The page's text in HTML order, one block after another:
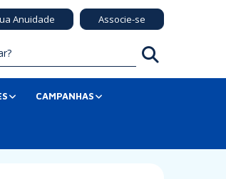
Anuidade Associe-se
CAMPANHAS